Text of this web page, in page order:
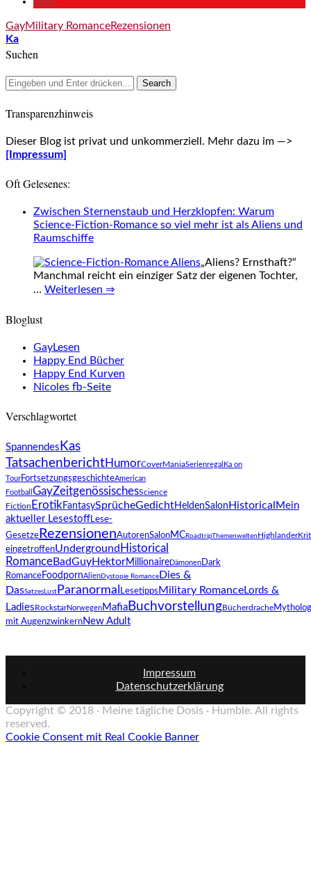
GayMilitary RomanceRezensionen
Ka
Suchen
Transparenzhinweis
Dieser Blog ist privat und unkommerziell. Mehr dazu im —>
[Impressum]
Oft Gelesenes:
Zwischen Sternenstaub und Herzklopfen: Warum
Science-Fiction-Romance so viel mehr ist als Aliens und
Raumschiffe
„Aliens? Ernsthaft?“
Manchmal reicht ein einziger Satz der eigenen Tochter,
… Weiterlesen ⇒
Bloglust
GayLesen
Happy End Bücher
Happy End Kurven
Nicoles fb-Seite
Verschlagwortet
Spannendes Kas
TatsachenberichtHumorCoverManiaSerienregal Ka on
TourFortsetzungsgeschichteAmerican
Football GayZeitgenössischesScience
Fiction ErotikFantasySprücheGedichtHeldenSalon Historical Mein
aktueller LesestoffLese-
Gesetze RezensionenAutorenSalonMCRoadtripThemenwelten Highlander
eingetroffenUnderground Historical
RomanceBadGuyHektorMillionaireDämonenDark
RomanceFoodpornAlien Dystopie Romance Dies &
DasSatzesLust Paranormal Lesetipps Military RomanceLords &
Ladies RockstarNorwegenMafia BuchvorstellungBücherdrache
mit AugenzwinkernNew Adult
Impressum
Datenschutzerklärung
Copyright © 2018 · Meine tägliche Dosis · Humble. All rights
reserved.
Cookie Consent mit Real Cookie Banner